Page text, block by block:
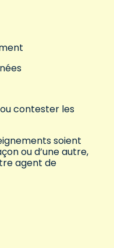
contester les
soient
ou d’une autre,
agent de